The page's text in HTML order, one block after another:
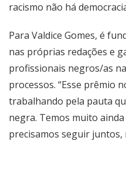
racismo não há
Para Valdice Gomes, é
nas próprias redações e
profissionais negros/as
processos. “Esse prêmio
trabalhando pela pauta
negra. Temos muito
precisamos seguir juntos,